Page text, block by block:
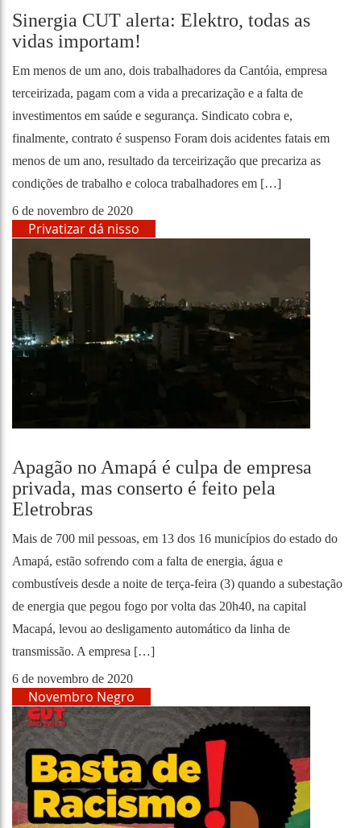
Sinergia CUT alerta: Elektro, todas as
vidas importam!
Em menos de um ano, dois trabalhadores da Cantóia, empresa
terceirizada, pagam com a vida a precarização e a falta de
investimentos em saúde e segurança. Sindicato cobra e,
finalmente, contrato é suspenso Foram dois acidentes fatais em
menos de um ano, resultado da terceirização que precariza as
condições de trabalho e coloca trabalhadores em […]
6 de novembro de 2020
Privatizar dá nisso
Apagão no Amapá é culpa de empresa
privada, mas conserto é feito pela
Eletrobras
Mais de 700 mil pessoas, em 13 dos 16 municípios do estado do
Amapá, estão sofrendo com a falta de energia, água e
combustíveis desde a noite de terça-feira (3) quando a subestação
de energia que pegou fogo por volta das 20h40, na capital
Macapá, levou ao desligamento automático da linha de
transmissão. A empresa […]
6 de novembro de 2020
Novembro Negro